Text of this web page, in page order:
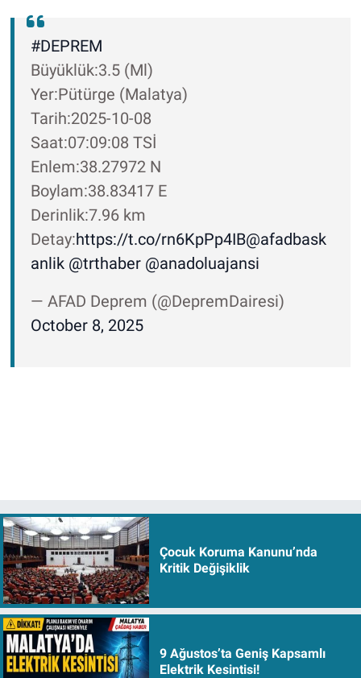
#DEPREM
Büyüklük:3.5 (Ml)
Yer:Pütürge (Malatya)
Tarih:2025-10-08
Saat:07:09:08 TSİ
Enlem:38.27972 N
Boylam:38.83417 E
Derinlik:7.96 km
Detay:https://t.co/rn6KpPp4IB@afadbask
anlik @trthaber @anadoluajansi
— AFAD Deprem (@DepremDairesi)
October 8, 2025
Çocuk Koruma Kanunu’nda
Kritik Değişiklik
9 Ağustos’ta Geniş Kapsamlı
Elektrik Kesintisi!